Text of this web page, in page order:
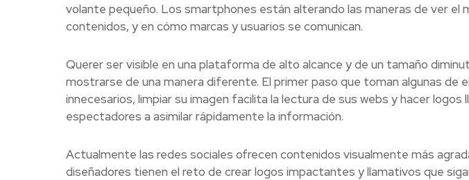
volante pequeño. Los smartphones están alterando las maneras de ver el
contenidos, y en cómo marcas y usuarios se comunican.
Querer ser visible en una plataforma de alto alcance y de un tamaño
mostrarse de una manera diferente. El primer paso que toman algunas de
innecesarios, limpiar su imagen facilita la lectura de sus webs y hacer logos
espectadores a asimilar rápidamente la información.
Actualmente las redes sociales ofrecen contenidos visualmente más
diseñadores tienen el reto de crear logos impactantes y llamativos que